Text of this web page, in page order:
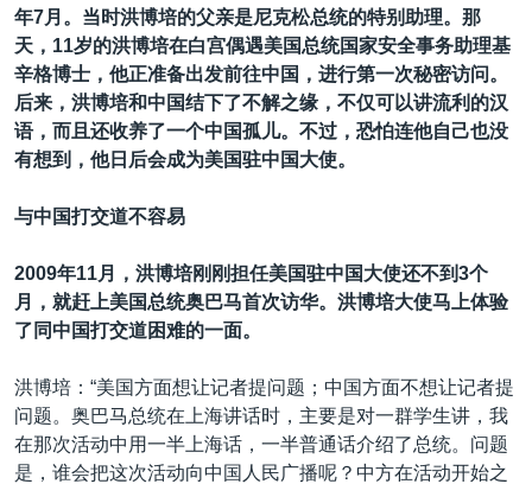
年7月。当时洪博培的父亲是尼克松总统的特别助理。那
天， 11岁的洪博培在白宫偶遇美国总统国家安全事务助理基
辛格博士，他正准备出发前往中国，进行第一次秘密访问。
后来，洪博培和中国结下了不解之缘，不仅可以讲流利的汉
语，而且还收养了一个中国孤儿。不过，恐怕连他自己也没
有想到，他日后会成为美国驻中国大使。
与中国打交道不容易
2009年11月，洪博培刚刚担任美国驻中国大使还不到3个
月，就赶上美国总统奥巴马首次访华。洪博培大使马上体验
了同中国打交道困难的一面。
洪博培：“美国方面想让记者提问题；中国方面不想让记者提
问题。奥巴马总统在上海讲话时，主要是对一群学生讲，我
在那次活动中用一半上海话，一半普通话介绍了总统。问题
是，谁会把这次活动向中国人民广播呢？中方在活动开始之